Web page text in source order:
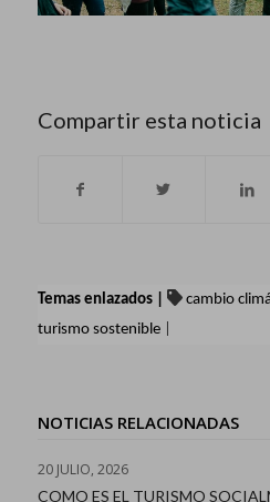
Compartir esta noticia
Temas enlazados | cambio
turismo sostenible
NOTICIAS RELACIONADAS
20 JULIO, 2026
COMO ES EL TURISMO